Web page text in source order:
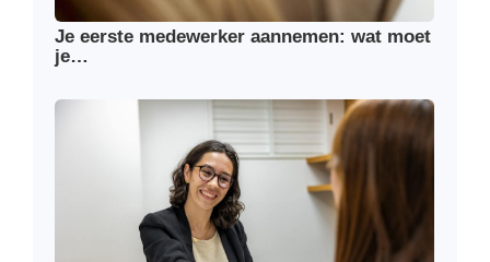
Je eerste medewerker aannemen: wat moet
je…